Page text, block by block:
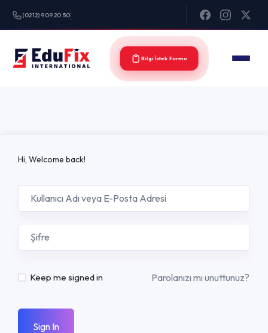
(0212) 909 20 50
Bilgi İstek Formu
Hi, Welcome back!
Keep me signed in Parolanızı mı unuttunuz?
Sign In